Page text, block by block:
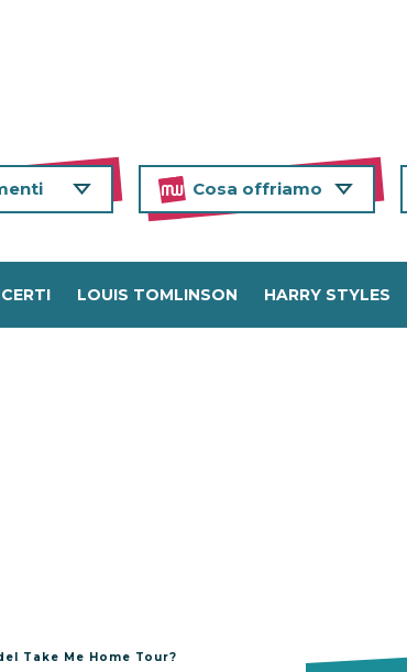
Cosa offriamo
LOUIS TOMLINSON HARRY STYLES
Take Me Home Tour?